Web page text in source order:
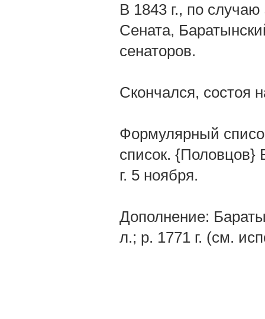
В 1843 г., по
Сената,
сенаторов.
Скончался, состоя
Формулярный
список. {Половцов}
г. 5 ноября.
Дополнение:
л.; р. 1771 г. (см.